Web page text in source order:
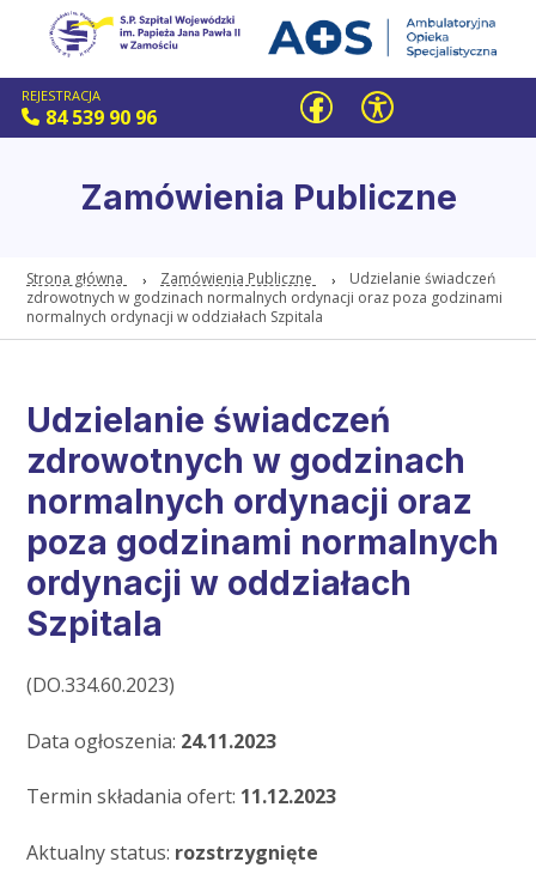
REJESTRACJA
84 539 90 96
Zamówienia Publiczne
Strona główna Zamówienia Publiczne
Udzielanie świadczeń
zdrowotnych w godzinach normalnych ordynacji oraz poza godzinami
normalnych ordynacji w oddziałach Szpitala
Udzielanie świadczeń
zdrowotnych w godzinach
normalnych ordynacji oraz
poza godzinami normalnych
ordynacji w oddziałach
Szpitala
(DO.334.60.2023)
Data ogłoszenia: 24.11.2023
Termin składania ofert: 11.12.2023
Aktualny status: rozstrzygnięte